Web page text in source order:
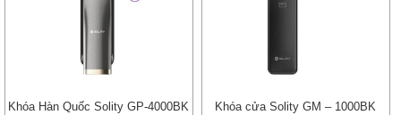
Khóa Hàn Quốc Solity GP-4000BK Khóa cửa Solity GM – 1000BK